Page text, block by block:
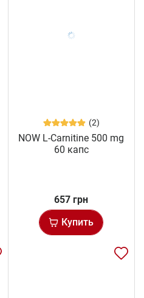
(2)
NOW L-Carnitine 500 mg
60 капс
657 грн
Купить